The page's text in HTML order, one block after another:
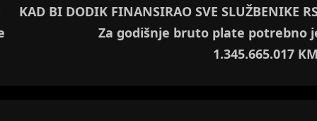
KAD BI DODIK FINANSIRAO SVE SLUŽBENIKE
Za godišnje bruto plate potrebno
1.345.665.017